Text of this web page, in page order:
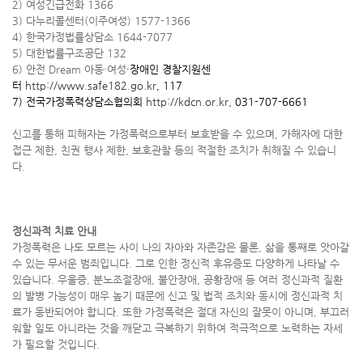
2) 여성긴급전화 1366
3) 다누리콜센터(이주여성) 1577-1366
4) 한국가정법률상담소 1644-7077
5) 대한법률구조공단 132
6) 안전 Dream 아동·여성·장애인 경찰지원센
터 http://www.safe182.go.kr
117
7) 전국가정폭력상담소협의회 http://kdcn.or.kr, 031-707-6661
신고를 통해 피해자는 가정폭력으로부터 보호받을 수 있으며, 가해자에 대한
접근 제한, 친권 행사 제한, 보호관찰 등의 적절한 조치가 취해질 수 있습니
다.
정신과적 치료 안내
가정폭력은 나도 모르는 사이 나의 자아와 자존감은 물론, 삶을 통째로 앗아갈
수 있는 무서운 범죄입니다. 그로 인한 정신적 후유증도 다양하게 나타날 수
있습니다. 우울증, 분노조절장애, 불안장애, 공황장애 등 여러 정신과적 질환
의 발병 가능성이 매우 높기 때문에 신고 및 법적 조치와 동시에 정신과적 치
료가 동반되어야 합니다. 또한 가정폭력은 절대 자신의 잘못이 아니며, 부끄러
워할 일도 아니라는 것을 깨닫고 극복하기 위하여 적극적으로 노력하는 자세
가 필요할 것입니다.